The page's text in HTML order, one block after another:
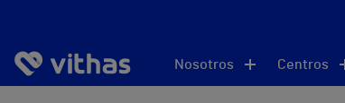
Nosotros Centros